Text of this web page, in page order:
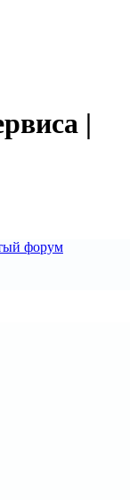
|
форум